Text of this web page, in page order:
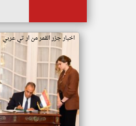
اخبار جزر القمر من ار تي عربي